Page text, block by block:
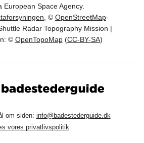
European Space Agency.
, © OpenStreetMap-
Radar Topography Mission |
© OpenTopoMap(CC-BY-SA)
om siden: info@badestederguide.dk
vores privatlivspolitik